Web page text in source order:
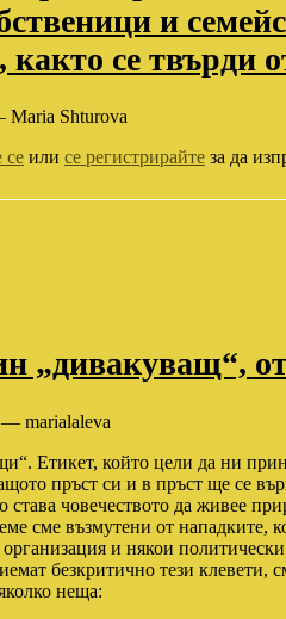
и
както се твърди
Maria Shturova
се или се регистрирайте за да
„дивакуващ“,
marialaleva
Етикет, който цели да ни
пръст си и в пръст ще се
става човечеството да живее
сме възмутени от нападките,
и някои
безкритично тези клевети,
неща: